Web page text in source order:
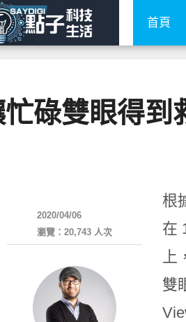
首頁
忙碌雙眼得到
根
在
雙
2020/04/06
瀏覽：20,743 人次